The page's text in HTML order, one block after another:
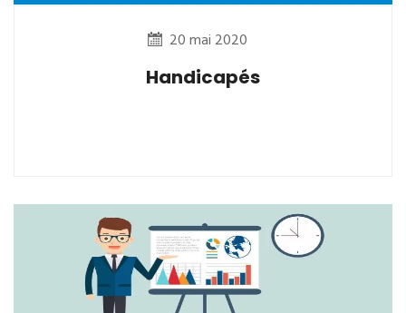
20 mai 2020
Handicapés